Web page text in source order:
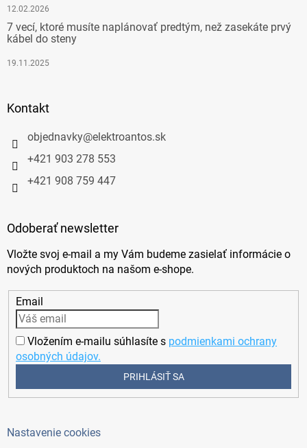
12.02.2026
7 vecí, ktoré musíte naplánovať predtým, než zasekáte prvý
kábel do steny
19.11.2025
Kontakt
objednavky@elektroantos.sk
+421 903 278 553
+421 908 759 447
Odoberať newsletter
Vložte svoj e-mail a my Vám budeme zasielať informácie o
nových produktoch na našom e-shope.
Email
Vložením e-mailu súhlasíte s podmienkami ochrany
osobných údajov.
PRIHLÁSIŤ SA
Nastavenie cookies